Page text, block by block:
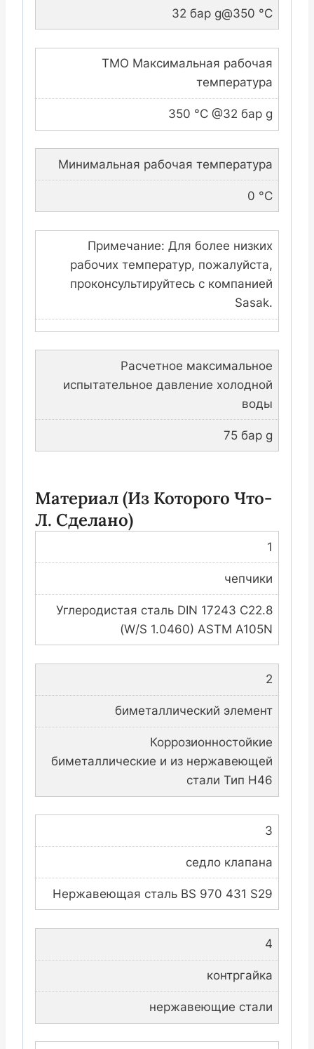
32 бар g@350 °C
TMO Максимальная рабочая
температура
350 °C @32 бар g
Минимальная рабочая температура
0 °C
Примечание: Для более низких
рабочих температур, пожалуйста,
проконсультируйтесь с компанией
Sasak.
Расчетное максимальное
испытательное давление холодной
воды
75 бар g
Материал (из Которого Что-
Л. Сделано)
1
чепчики
Углеродистая сталь DIN 17243 C22.8
(W/S 1.0460) ASTM A105N
2
биметаллический элемент
Коррозионностойкие
биметаллические и из нержавеющей
стали Тип H46
3
седло клапана
Нержавеющая сталь BS 970 431 S29
4
контргайка
нержавеющие стали